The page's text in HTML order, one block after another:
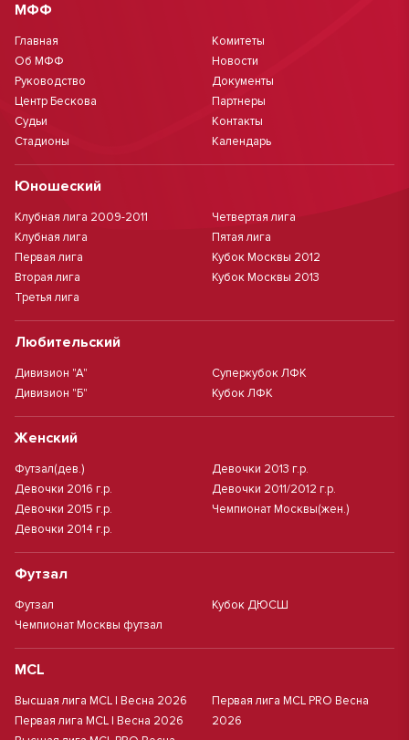
МФФ
Главная
Об МФФ
Руководство
Центр Бескова
Судьи
Стадионы
Комитеты
Новости
Документы
Партнеры
Контакты
Календарь
Юношеский
Клубная лига 2009-2011
Клубная лига
Первая лига
Вторая лига
Третья лига
Четвертая лига
Пятая лига
Кубок Москвы 2012
Кубок Москвы 2013
Любительский
Дивизион "А"
Дивизион "Б"
Суперкубок ЛФК
Кубок ЛФК
Женский
Футзал(дев.)
Девочки 2016 г.р.
Девочки 2015 г.р.
Девочки 2014 г.р.
Девочки 2013 г.р.
Девочки 2011/2012 г.р.
Чемпионат Москвы(жен.)
Футзал
Футзал
Чемпионат Москвы футзал
Кубок ДЮСШ
MCL
Высшая лига MCL | Весна 2026
Первая лига MCL | Весна 2026
Первая лига MCL PRO Весна
2026